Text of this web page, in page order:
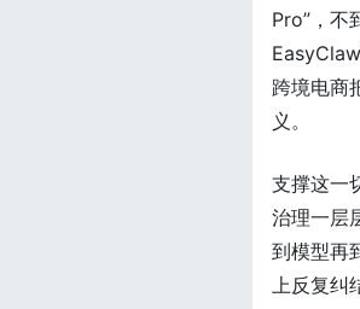
Pro”，不
跨境电商
义。
支撑这一
治理一层
到模型再
上反复纠